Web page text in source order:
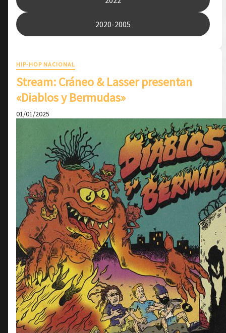
2020-2005
HIP-HOP NACIONAL
Stream: Cráneo & Lasser presentan
«Diablos y Bermudas»
01/01/2025